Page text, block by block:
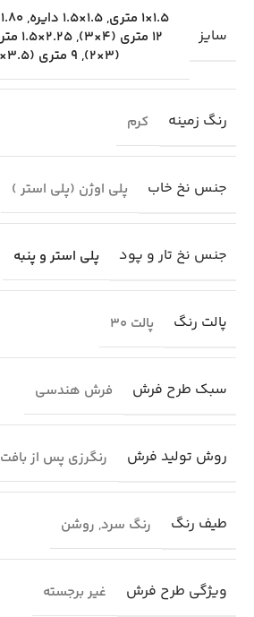
سایز
1.5×1 متری ,1.5×1.5 دایره , 1.80×1.20 متری
12 متری (4×3)
,2.25×1.5 متری
(3×2)
, 9 متری (3.5×2.5)
رنگ زمینه کرم
جنس نخ خاب پلی اوژن (پلی استر )
جنس نخ تار و پود پلی استر و پنبه
پالت رنگ پالت 30
سبک طرح فرش فرش هندسی
روش تولید فرش رنگرزی پس از بافت
طیف رنگ رنگ سرد, روشن
ویژگی طرح فرش غیر برجسته